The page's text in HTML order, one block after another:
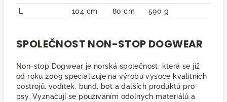
L
104 cm 80 cm 590 g
SPOLEČNOST NON-STOP DOGWEAR
Non-stop Dogwear je norská společnost, která se již
od roku 2009 specializuje na výrobu vysoce kvalitních
postrojů, vodítek, bund, bot a dalších produktů pro
psy. Vyznačují se používáním odolných materiálů a